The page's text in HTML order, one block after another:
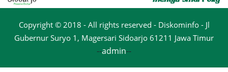
Copyright © 2018 - All rights reserved - Diskominfo - Jl
Gubernur Suryo 1, Magersari Sidoarjo 61211 Jawa Timur
--admin--